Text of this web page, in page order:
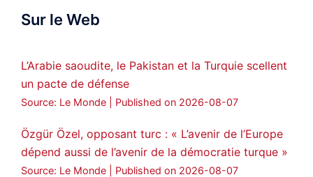
ܟܫܝܪܘܬܐ ܒܘܠܝܬܐ ܚܘܪܐ ܐܒܓܪ
Amitiés kurdes de Bretagne a retweeté
MedyaNews @medyanews_ · 24 Jan 2025
🔴DEM Party Imrali delegation made a
statement on Abdullah Öcalan meeting
#AbdullahÖcalan #PeaceProcess
Sur le Web
L’Arabie saoudite, le Pakistan et la Turquie scellent
un pacte de défense
Source: Le Monde Published on 2026-08-07
Özgür Özel, opposant turc : « L’avenir de l’Europe
dépend aussi de l’avenir de la démocratie turque »
Source: Le Monde Published on 2026-08-07